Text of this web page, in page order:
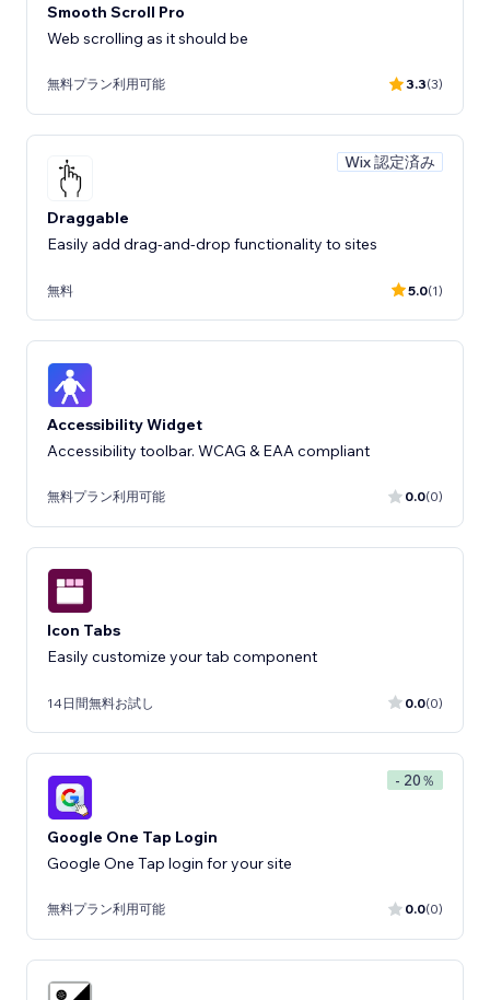
Smooth Scroll Pro
Web scrolling as it should be
無料プラン利用可能 3.3(3)
Wix 認定済み
Draggable
Easily add drag-and-drop functionality to sites
無料 5.0(1)
Accessibility Widget
Accessibility toolbar. WCAG & EAA compliant
無料プラン利用可能 0.0(0)
Icon Tabs
Easily customize your tab component
14日間無料お試し 0.0(0)
- 20％
Google One Tap Login
Google One Tap login for your site
無料プラン利用可能 0.0(0)